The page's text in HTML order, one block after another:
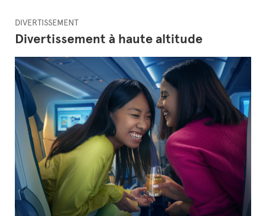
DIVERTISSEMENT
Divertissement à haute altitude